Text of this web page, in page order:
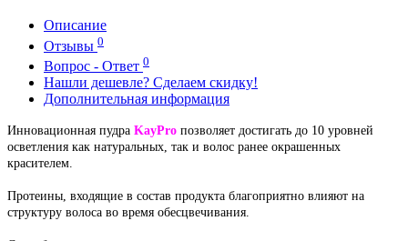
Описание
Отзывы 0
Вопрос - Ответ 0
Нашли дешевле? Сделаем скидку!
Дополнительная информация
Инновационная пудра KayPro позволяет достигать до 10 уровней
осветления как натуральных, так и волос ранее окрашенных
красителем.
Протеины, входящие в состав продукта благоприятно влияют на
структуру волоса во время обесцвечивания.